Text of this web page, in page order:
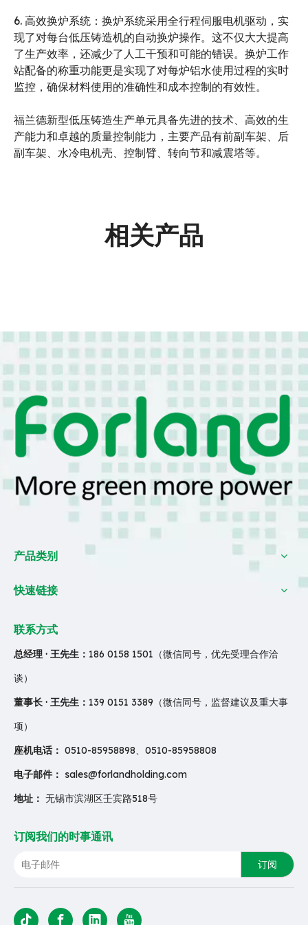
6. 高效换炉系统：换炉系统采用全行程伺服电机驱动，实
现了对每台低压铸造机的自动换炉操作。这不仅大大提高
了生产效率，还减少了人工干预和可能的错误。换炉工作
站配备的称重功能更是实现了对每炉铝水使用过程的实时
监控，确保材料使用的准确性和成本控制的有效性。
福兰德新型低压铸造生产单元具备先进的技术、高效的生
产能力和卓越的质量控制能力，主要产品有前副车架、后
副车架、水冷电机壳、控制臂、转向节和减震塔等。
相关产品
产品类别
快速链接
联系方式
总经理 · 王先生： 186 0158 1501（微信同号，优先受理合作洽
谈）
董事长 · 王先生： 139 0151 3389（微信同号，监督建议及重大事
项）
座机电话： 0510-85958898、0510-85958808
电子邮件： sales@forlandholding.com
地址： 无锡市滨湖区壬宾路518号
订阅我们的时事通讯
订阅